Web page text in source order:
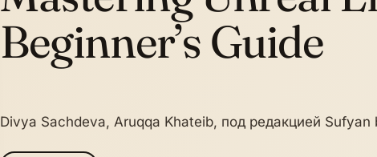
Beginner’s Guide
Divya Sachdeva, Aruqqa Khateib, под редакцией Sufyan